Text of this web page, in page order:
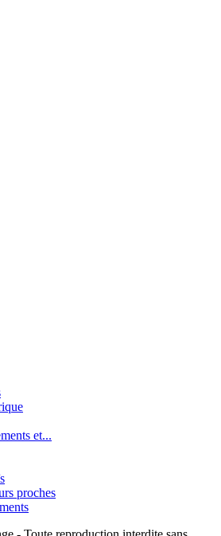
et...
proches